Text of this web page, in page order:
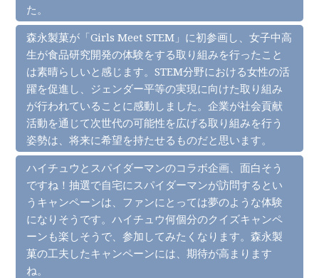
た。
森永製菓が「Girls Meet STEM」に初参画し、女子中高
生が食品研究開発の体験をする取り組みを行ったこと
は素晴らしいと感じます。STEM分野における女性の活
躍を促進し、ジェンダー平等の実現に向けた取り組み
が行われていることに感動しました。企業が社会貢献
活動を通じて次世代の可能性を広げる取り組みを行う
姿勢は、将来に希望を持たせるものだと思います。
ハイチュウとスパイダーマンのコラボ企画、面白そう
ですね！抽選で自宅にスパイダーマンが訪問するとい
うキャンペーンは、ファンにとっては夢のような体験
になりそうです。ハイチュウ何個分のクイズキャンペ
ーンも楽しそうで、参加してみたくなります。森永製
菓の工夫したキャンペーンには、期待が高まります
ね。